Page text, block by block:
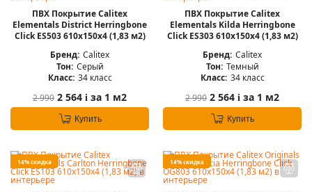
ПВХ Покрытие Calitex
Elementals District Herringbone
Click ES503 610x150x4 (1,83 м2)
Бренд: Calitex
Тон: Серый
Класс: 34 класс
2 990 2 564 i за 1 м2
Купить
ПВХ Покрытие Calitex
Elementals Kilda Herringbone
Click ES303 610x150x4 (1,83 м2)
Бренд: Calitex
Тон: Темный
Класс: 34 класс
2 990 2 564 i за 1 м2
Купить
14% скидка 14% скидка